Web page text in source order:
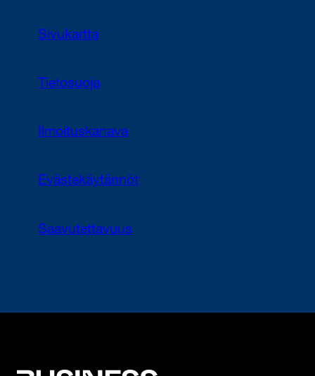
Sivukartta
Tietosuoja
Ilmoituskanava
Evästekäytännöt
Saavutettavuus